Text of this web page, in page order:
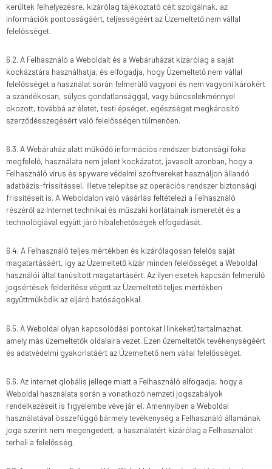
kerültek felhelyezésre, kizárólag tájékoztató célt szolgálnak, az
információk pontosságáért, teljességéért az Üzemeltető nem vállal
felelősséget.
6.2. A Felhasználó a Weboldalt és a Webáruházat kizárólag a saját
kockázatára használhatja, és elfogadja, hogy Üzemeltető nem vállal
felelősséget a használat során felmerülő vagyoni és nem vagyoni károkért
a szándékosan, súlyos gondatlansággal, vagy bűncselekménnyel
okozott, továbbá az életet, testi épséget, egészséget megkárosító
szerződésszegésért való felelősségen túlmenően.
6.3. A Webáruház alatt működő információs rendszer biztonsági foka
megfelelő, használata nem jelent kockázatot, javasolt azonban, hogy a
Felhasználó vírus és spyware védelmi szoftvereket használjon állandó
adatbázis-frissítéssel, illetve telepítse az operációs rendszer biztonsági
frissítéseit is. A Weboldalon való vásárlás feltételezi a Felhasználó
részéről az Internet technikai és műszaki korlátainak ismeretét és a
technológiával együtt járó hibalehetőségek elfogadását.
6.4. A Felhasználó teljes mértékben és kizárólagosan felelős saját
magatartásáért, így az Üzemeltető kizár minden felelősséget a Weboldal
használói által tanúsított magatartásért. Az ilyen esetek kapcsán felmerülő
jogsértések felderítése végett az Üzemeltető teljes mértékben
együttműködik az eljáró hatóságokkal.
6.5. A Weboldal olyan kapcsolódási pontokat (linkeket) tartalmazhat,
amely más üzemeltetők oldalaira vezet. Ezen üzemeltetők tevékenységéért
és adatvédelmi gyakorlatáért az Üzemeltető nem vállal felelősséget.
6.6. Az internet globális jellege miatt a Felhasználó elfogadja, hogy a
Weboldal használata során a vonatkozó nemzeti jogszabályok
rendelkezéseit is figyelembe véve jár el. Amennyiben a Weboldal
használatával összefüggő bármely tevékenység a Felhasználó államának
joga szerint nem megengedett, a használatért kizárólag a Felhasználót
terheli a felelősség.